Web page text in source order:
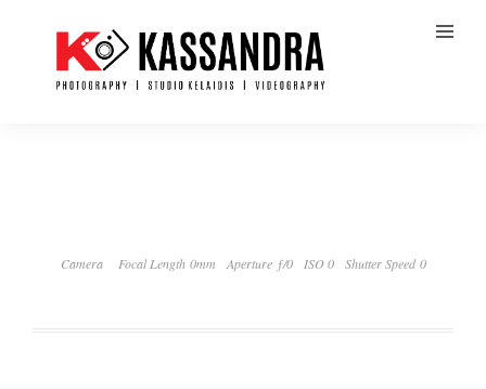
Camera Focal Length 0mm Aperture ƒ/0 ISO 0 Shutter Speed 0